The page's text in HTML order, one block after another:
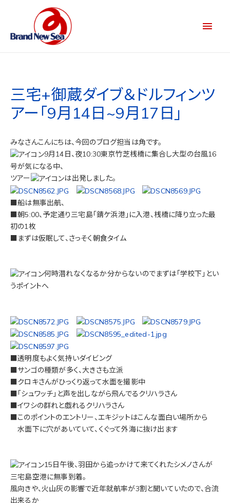
三宅+御蔵ダイブ＆ドルフィンツ
アー「9月14日~9月17日」
みなさんこんにちは、今回のブログ担当は角です。
9月14日、夜10:30東京竹芝桟橋に集合し大型の台風16
号が気になる中、
ツアー
は出発しました。
■船は無事出航、
■朝5:00、予定通り三宅島「錆ケ浜港」に入港、桟橋に降り立った最
初の1枚
■まずは仮眠して、さっそく朝食タイム
何時潜れなくなるか分からないのでまずは「学校下」とい
うポイントへ
■透明度もよく気持いダイビング
■サンゴの種類が多く、大きさも立派
■クロキさんがひっくり返って水面を撮影中
■「シュワッチ」と声を出しながら飛んでるクリハラさん
■イワシの群れと戯れるクリハラさん
■このポイントのエントリー、エキジットはこんな面白い場所から
水面下に穴があいていて、くぐって外海に抜け出ます
15日午後、羽田から追っかけて来てくれたシメノさんが
三宅島空港に無事到着。
風向きや、火山灰の影響で近年就航率が3割と聞いていたので、合流
出来るか